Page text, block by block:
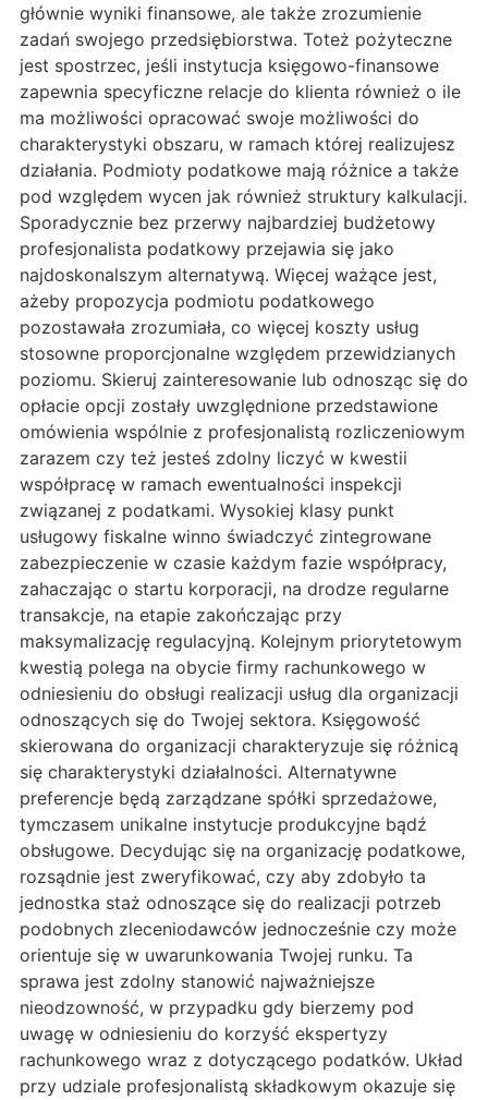
głównie wyniki finansowe, ale także zrozumienie
zadań swojego przedsiębiorstwa. Toteż pożyteczne
jest spostrzec, jeśli instytucja księgowo-finansowe
zapewnia specyficzne relacje do klienta również o ile
ma możliwości opracować swoje możliwości do
charakterystyki obszaru, w ramach której realizujesz
działania. Podmioty podatkowe mają różnice a także
pod względem wycen jak również struktury kalkulacji.
Sporadycznie bez przerwy najbardziej budżetowy
profesjonalista podatkowy przejawia się jako
najdoskonalszym alternatywą. Więcej ważące jest,
ażeby propozycja podmiotu podatkowego
pozostawała zrozumiała, co więcej koszty usług
stosowne proporcjonalne względem przewidzianych
poziomu. Skieruj zainteresowanie lub odnosząc się do
opłacie opcji zostały uwzględnione przedstawione
omówienia wspólnie z profesjonalistą rozliczeniowym
zarazem czy też jesteś zdolny liczyć w kwestii
współpracę w ramach ewentualności inspekcji
związanej z podatkami. Wysokiej klasy punkt
usługowy fiskalne winno świadczyć zintegrowane
zabezpieczenie w czasie każdym fazie współpracy,
zahaczając o startu korporacji, na drodze regularne
transakcje, na etapie zakończając przy
maksymalizację regulacyjną. Kolejnym priorytetowym
kwestią polega na obycie firmy rachunkowego w
odniesieniu do obsługi realizacji usług dla organizacji
odnoszących się do Twojej sektora. Księgowość
skierowana do organizacji charakteryzuje się różnicą
się charakterystyki działalności. Alternatywne
preferencje będą zarządzane spółki sprzedażowe,
tymczasem unikalne instytucje produkcyjne bądź
obsługowe. Decydując się na organizację podatkowe,
rozsądnie jest zweryfikować, czy aby zdobyło ta
jednostka staż odnoszące się do realizacji potrzeb
podobnych zleceniodawców jednocześnie czy może
orientuje się w uwarunkowania Twojej runku. Ta
sprawa jest zdolny stanowić najważniejsze
nieodzowność, w przypadku gdy bierzemy pod
uwagę w odniesieniu do korzyść ekspertyzy
rachunkowego wraz z dotyczącego podatków. Układ
przy udziale profesjonalistą składkowym okazuje się